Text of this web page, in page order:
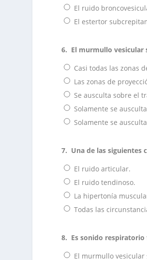
El ruido
El estertor
6. El murmullo vesicular
Casi todas las zonas
Las zonas de
Se ausculta sobre el
Solamente se
Solamente se
7. Una de las siguientes
El ruido articular.
El ruido tendinoso.
La hipertonía
Todas las
8. Es sonido
El murmullo vesicular